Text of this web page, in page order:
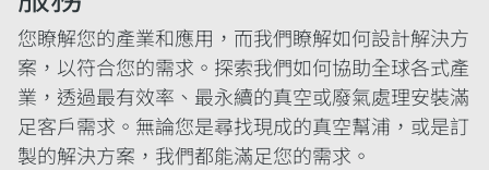
您瞭解您的產業和應用，而我們瞭解如何設計解決方
案，以符合您的需求。探索我們如何協助全球各式產
業，透過最有效率、最永續的真空或廢氣處理安裝滿
足客戶需求。無論您是尋找現成的真空幫浦，或是訂
製的解決方案，我們都能滿足您的需求。